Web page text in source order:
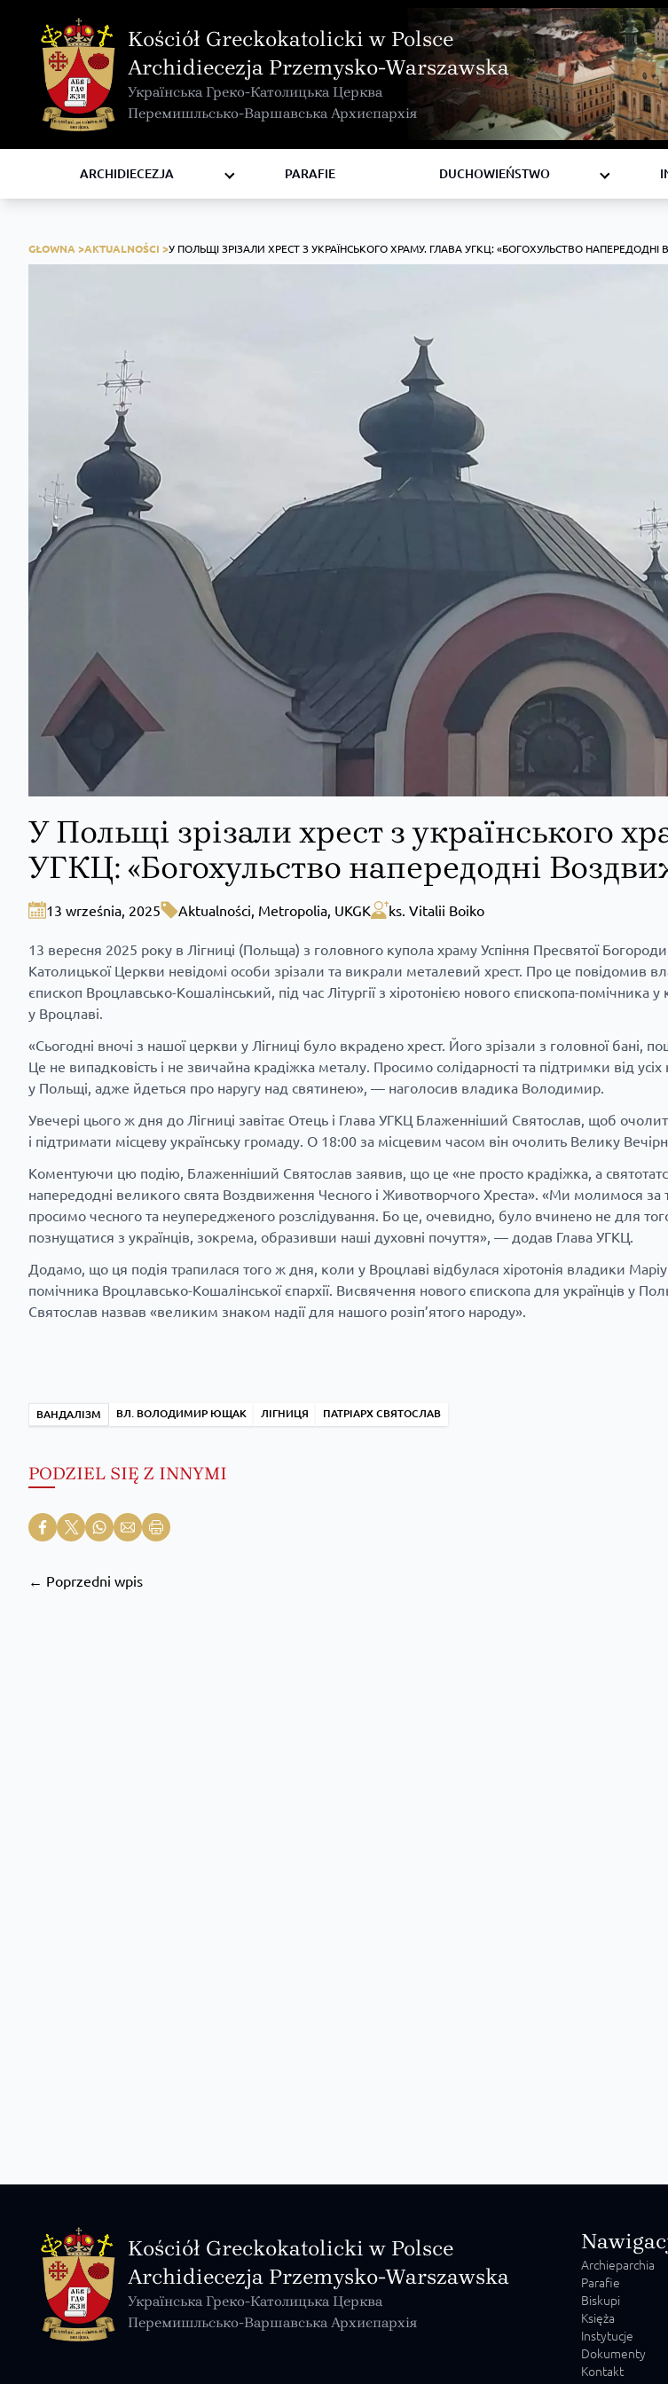
Kościół Greckokatolicki w Polsce
Archidiecezja Przemysko-Warszawska
Українська Греко-Католицька Церква
Перемишльсько-Варшавська Архиєпархія
ARCHIDIECEZJA
KURIA METROPOLITALNA
KAPITUŁA
KOMISJE I WYDZIAŁY
RADY
ZAKONY I ZGROMADZENIA
PARAFIE
DUCHOWIEŃSTWO
BISKUPI
KSIĘŻA
GŁOWNA >AKTUALNOŚCI >У ПОЛЬЩІ ЗРІЗАЛИ ХРЕСТ З УКРАЇНСЬКОГО ХРАМУ. ГЛАВА УГКЦ: «БОГОХУЛЬСТВО
У Польщі зрізали хрест з українського
УГКЦ: «Богохульство напередодні
13 września, 2025 Aktualności, Metropolia, UKGK ks. Vitalii Boiko
13 вересня 2025 року в Лігниці (Польща) з головного купола храму Успіння Пресвятої
Католицької Церкви невідомі особи зрізали та викрали металевий хрест. Про це
єпископ Вроцлавсько-Кошалінський, під час Літургії з хіротонією нового єпископа-помічника
у Вроцлаві.
«Сьогодні вночі з нашої церкви у Лігниці було вкрадено хрест. Його зрізали з головної бані,
Це не випадковість і не звичайна крадіжка металу. Просимо солідарності та підтримки від
у Польщі, адже йдеться про наругу над святинею», — наголосив владика Володимир.
Увечері цього ж дня до Лігниці завітає Отець і Глава УГКЦ Блаженніший Святослав, щоб
і підтримати місцеву українську громаду. О 18:00 за місцевим часом він очолить Велику
Коментуючи цю подію, Блаженніший Святослав заявив, що це «не просто крадіжка, а
напередодні великого свята Воздвиження Чесного і Животворчого Хреста». «Ми молимося за
просимо чесного та неупередженого розслідування. Бо це, очевидно, було вчинено не для
познущатися з українців, зокрема, образивши наші духовні почуття», — додав Глава УГКЦ.
Додамо, що ця подія трапилася того ж дня, коли у Вроцлаві відбулася хіротонія владики
помічника Вроцлавсько-Кошалінської єпархії. Висвячення нового єпископа для українців у
Святослав назвав «великим знаком надії для нашого розіп’ятого народу».
ВАНДАЛІЗМ ВЛ. ВОЛОДИМИР ЮЩАК ЛІГНИЦЯ ПАТРІАРХ СВЯТОСЛАВ
PODZIEL SIĘ Z INNYMI
← Poprzedni wpis
Kościół Greckokatolicki w Polsce
Archidiecezja Przemysko-Warszawska
Українська Греко-Католицька Церква
Перемишльсько-Варшавська Архиєпархія
Archieparchia
Parafie
Biskupi
Księża
Instytucje
Dokumenty
Kontakt